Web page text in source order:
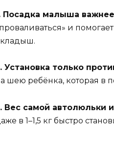
Посадка малыша
и
Установка только
шею ребёнка, которая в
Вес самой автолюльки
в 1–1,5 кг быстро